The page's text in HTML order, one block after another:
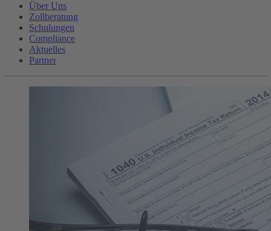
Über Uns
Zollberatung
Schulungen
Compliance
Aktuelles
Partner